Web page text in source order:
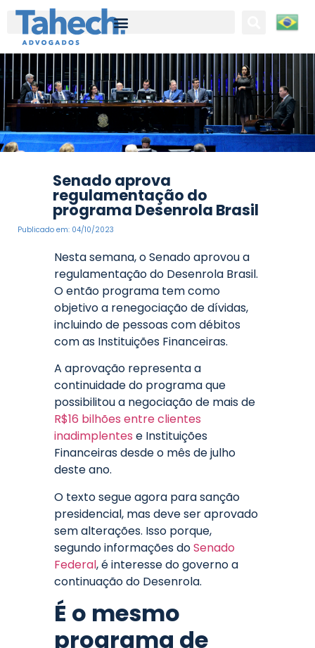
Senado aprova
regulamentação do
programa Desenrola Brasil
Publicado em: 04/10/2023
Nesta semana, o Senado aprovou a
regulamentação do Desenrola Brasil.
O então programa tem como
objetivo a renegociação de dívidas,
incluindo de pessoas com débitos
com as Instituições Financeiras.
A aprovação representa a
continuidade do programa que
possibilitou a negociação de mais de
R$16 bilhões entre clientes
inadimplentes e Instituições
Financeiras desde o mês de julho
deste ano.
O texto segue agora para sanção
presidencial, mas deve ser aprovado
sem alterações. Isso porque,
segundo informações doSenado
Federal, é interesse do governo a
continuação do Desenrola.
É o mesmo
programa de